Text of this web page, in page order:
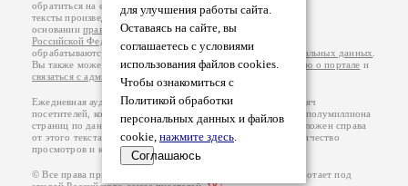
для улучшения работы сайта.
Оставаясь на сайте, вы
соглашаетесь с условиями
использования файлов cookies.
Чтобы ознакомиться с
Политикой обработки
персональных данных и файлов
cookie, нажмите здесь.
Соглашаюсь
обратиться на его авторской странице. Ответственность за
тексты произведений авторы несут самостоятельно на
основанииправил публикацииизаконодательства
Российской Федерации
обрабатываются на основанииПолитики обработки персональных данных
Вы также можете посмотреть более подробнуюинформацию о портале и
связаться с администрацией
Ежедневная аудитория портала Проза.ру – порядка 100 тысяч
посетителей, которые в общей сумме просматривают более полумиллиона
страниц по данным счетчика посещаемости, который расположен справа
от этого текста. В каждой графе указано по две цифры: количество
просмотров и количество посетителей.
© Все права принадлежат авторам, 2000-2026. Портал работает под